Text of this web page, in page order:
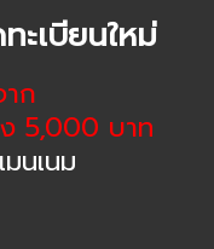
ะเบียนใหม่
ก
5,000 บาท
นเนม